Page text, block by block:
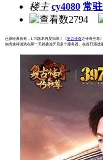
楼主 cy4080 常
2794
还原经典传奇，1.76版本再度归来！《复古传奇之传奇至尊
热情使得游戏在第一天就接连开启多个服务器。在首日涌进